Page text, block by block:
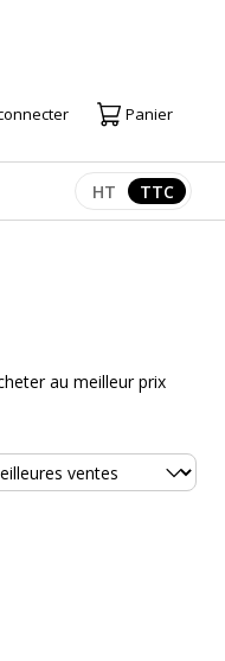
Panier
Afficher les
HT TTC
au meilleur prix